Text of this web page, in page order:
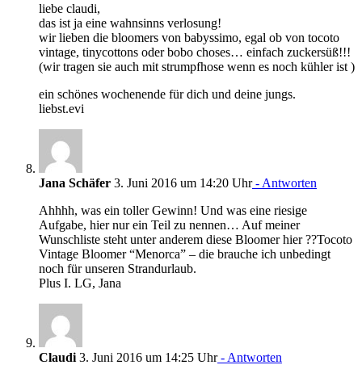
liebe claudi,
das ist ja eine wahnsinns verlosung!
wir lieben die bloomers von babyssimo, egal ob von tocoto
vintage, tinycottons oder bobo choses… einfach zuckersüß!!!
(wir tragen sie auch mit strumpfhose wenn es noch kühler ist )
ein schönes wochenende für dich und deine jungs.
liebst.evi
Jana Schäfer 3. Juni 2016 um 14:20 Uhr- Antworten
Ahhhh, was ein toller Gewinn! Und was eine riesige
Aufgabe, hier nur ein Teil zu nennen… Auf meiner
Wunschliste steht unter anderem diese Bloomer hier ??Tocoto
Vintage Bloomer “Menorca” – die brauche ich unbedingt
noch für unseren Strandurlaub.
Plus I. LG, Jana
Claudi 3. Juni 2016 um 14:25 Uhr- Antworten